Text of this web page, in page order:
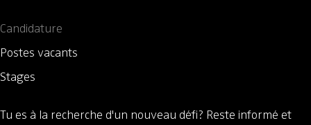
Candidature
Postes vacants
Stages
Tu es à la recherche d'un nouveau défi? Reste informé et